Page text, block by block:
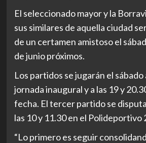
El seleccionado mayor y la
sus similares de aquella ciudad
de un certamen amistoso el
de junio próximos.
Los partidos se jugarán el sábado
jornada inaugural y a las 19 y
fecha. El tercer partido se
las 10 y 11.30 en el Polideportivo
“Lo primero es seguir